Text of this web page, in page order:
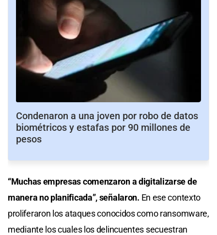
Condenaron a una joven por robo de datos
biométricos y estafas por 90 millones de
pesos
“Muchas empresas comenzaron a digitalizarse de
manera no planificada”, señalaron. En ese contexto
proliferaron los ataques conocidos como ransomware,
mediante los cuales los delincuentes secuestran